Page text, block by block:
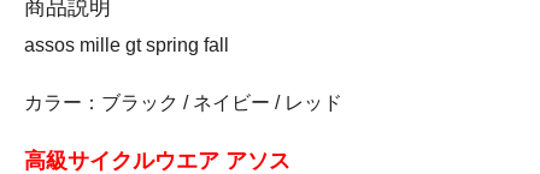
商品説明
assos mille gt spring fall
カラー：ブラック / ネイビー / レッド
高級サイクルウエア アソス